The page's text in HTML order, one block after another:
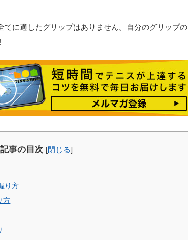
てに適したグリップはありません。自分のグリップの
事の目次 [閉じる]
り方
方